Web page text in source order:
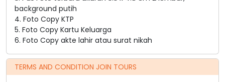
background putih
4. Foto Copy KTP
5. Foto Copy Kartu Keluarga
6. Foto Copy akte lahir atau surat nikah
TERMS AND CONDITION JOIN TOURS